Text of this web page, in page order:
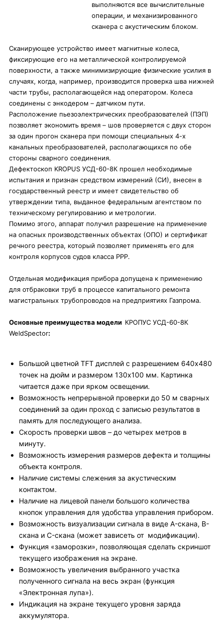
выполняются все вычислительные
операции, и механизированного
сканера с акустическим блоком.
Сканирующее устройство имеет магнитные колеса,
фиксирующие его на металлической контролируемой
поверхности, а также минимизирующие физические усилия в
случаях, когда, например, производится проверка шва нижней
части трубы, располагающейся над оператором. Колеса
соединены с энкодером – датчиком пути.
Расположение пьезоэлектрических преобразователей (ПЭП)
позволяет экономить время – шов проверяется с двух сторон
за один прогон сканера при помощи специальных 4-х
канальных преобразователей, располагающихся по обе
стороны сварного соединения.
Дефектоскоп KROPUS УСД-60-8К прошел необходимые
испытания и признан средством измерений (СИ), внесен в
государственный реестр и имеет свидетельство об
утверждении типа, выданное федеральным агентством по
техническому регулированию и метрологии.
Помимо этого, аппарат получил разрешение на применение
на опасных производственных объектах (ОПО) и сертификат
речного реестра, который позволяет применять его для
контроля корпусов судов класса РРР.
Отдельная модификация прибора допущена к применению
для отбраковки труб в процессе капитального ремонта
магистральных трубопроводов на предприятиях Газпрома.
Основные преимущества модели КРОПУС УСД-60-8К
WeldSpector:
Большой цветной TFT дисплей с разрешением 640x480
точек на дюйм и размером 130x100 мм. Картинка
читается даже при ярком освещении.
Возможность непрерывной проверки до 50 м сварных
соединений за один проход с записью результатов в
память для последующего анализа.
Скорость проверки швов – до четырех метров в
минуту.
Возможность измерения размеров дефекта и толщины
объекта контроля.
Наличие системы слежения за акустическим
контактом.
Наличие на лицевой панели большого количества
кнопок управления для удобства управления прибором.
Возможность визуализации сигнала в виде A-скана, B-
скана и C-скана (может зависеть от модификации).
Функция «заморозки», позволяющая сделать скриншот
текущего изображения на экране.
Возможность увеличения выбранного участка
полученного сигнала на весь экран (функция
«Электронная лупа»).
Индикация на экране текущего уровня заряда
аккумулятора.